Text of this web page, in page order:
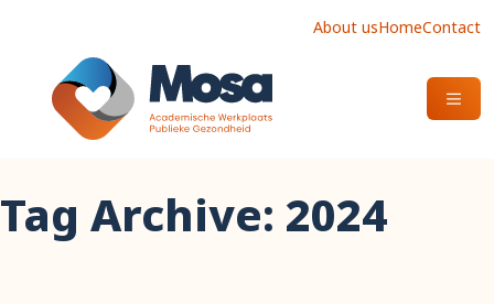
About usHomeContact
OPEN
Tag Archive: 2024